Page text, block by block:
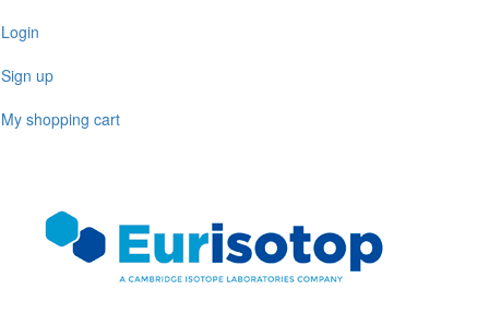
to
content
Login
Sign up
My shopping cart